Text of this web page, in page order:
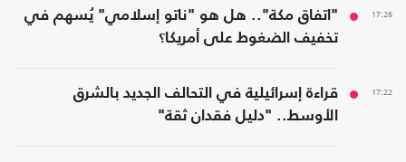
17:26
"اتفاق مكة".. هل هو "ناتو إسلامي" يُسهم في
تخفيف الضغوط على أمريكا؟
17:22
قراءة إسرائيلية في التحالف الجديد بالشرق
الأوسط.. "دليل فقدان ثقة"